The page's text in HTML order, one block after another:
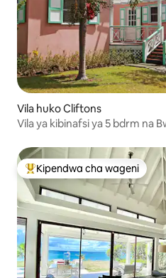
Vila huko Cliftons
Vila ya kibinafsi ya 5 bdrm na
Kipendwa maarufu cha wageni
Kipendwa cha wageni